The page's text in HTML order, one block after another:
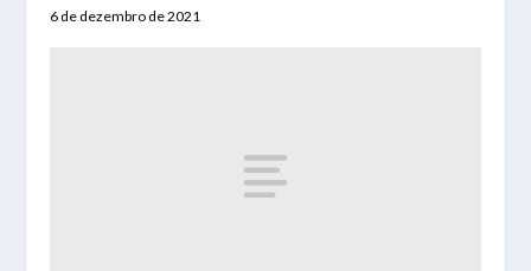
6 de dezembro de 2021